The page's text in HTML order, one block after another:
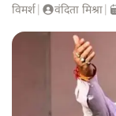
विमर्श वंदिता मिश्रा